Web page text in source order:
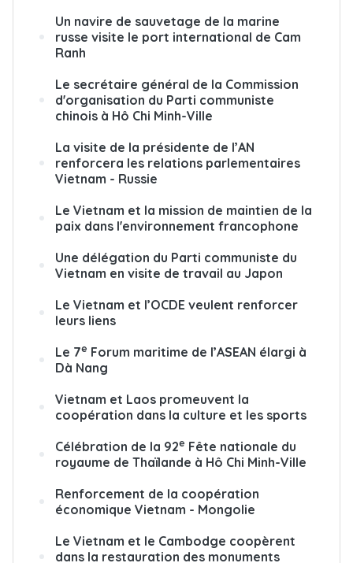
Un navire de sauvetage de la marine
russe visite le port international de Cam
Ranh
Le secrétaire général de la Commission
d'organisation du Parti communiste
chinois à Hô Chi Minh-Ville
La visite de la présidente de l’AN
renforcera les relations parlementaires
Vietnam - Russie
Le Vietnam et la mission de maintien de la
paix dans l'environnement francophone
Une délégation du Parti communiste du
Vietnam en visite de travail au Japon
Le Vietnam et l’OCDE veulent renforcer
leurs liens
Le 7e Forum maritime de l’ASEAN élargi à
Dà Nang
Vietnam et Laos promeuvent la
coopération dans la culture et les sports
Célébration de la 92e Fête nationale du
royaume de Thaïlande à Hô Chi Minh-Ville
Renforcement de la coopération
économique Vietnam - Mongolie
Le Vietnam et le Cambodge coopèrent
dans la restauration des monuments